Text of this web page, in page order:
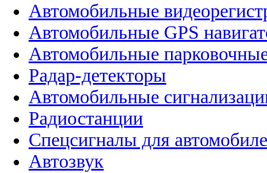
Автомобильные
Автомобильные GPS
Автомобильные
Радар-детекторы
Автомобильные
Радиостанции
Спецсигналы для
Автозвук